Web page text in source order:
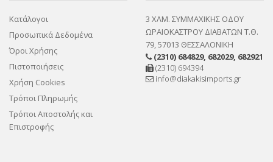
Κατάλογοι
Προσωπικά Δεδομένα
Όροι Χρήσης
Πιστοποιήσεις
Χρήση Cookies
Τρόποι Πληρωμής
Τρόποι Αποστολής και
Επιστροφής
3 ΧΛΜ. ΣΥΜΜΑΧΙΚΗΣ ΟΔΟΥ
ΩΡΑΙΟΚΑΣΤΡΟΥ ΔΙΑΒΑΤΩΝ Τ.Θ.
79, 57013 ΘΕΣΣΑΛΟΝΙΚΗ
(2310) 684829, 682029, 682921
(2310) 694394
info@diakakisimports.gr